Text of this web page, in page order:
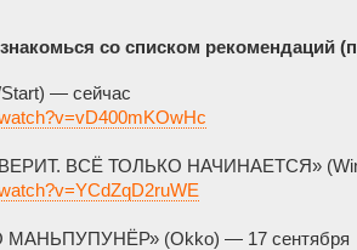
со списком рекомендаций
— сейчас
ВСЁ ТОЛЬКО НАЧИНАЕТСЯ»
(Okko) — 17 сентября